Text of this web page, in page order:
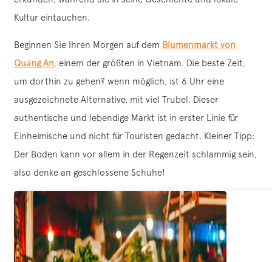
Kultur eintauchen.
Beginnen Sie Ihren Morgen auf dem Blumenmarkt von
Quảng An , einem der größten in Vietnam. Die beste Zeit,
um dorthin zu gehen? wenn möglich, ist 6 Uhr eine
ausgezeichnete Alternative, mit viel Trubel. Dieser
authentische und lebendige Markt ist in erster Linie für
Einheimische und nicht für Touristen gedacht. Kleiner Tipp:
Der Boden kann vor allem in der Regenzeit schlammig sein,
also denke an geschlossene Schuhe!